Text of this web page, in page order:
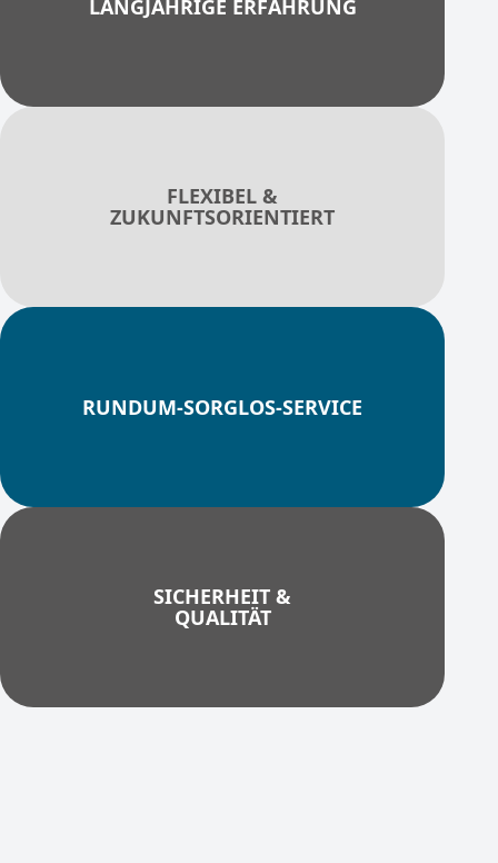
LANGJÄHRIGE ERFAHRUNG
FLEXIBEL &
ZUKUNFTSORIENTIERT
RUNDUM-SORGLOS-SERVICE
SICHERHEIT &
QUALITÄT